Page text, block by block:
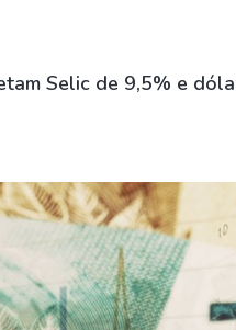
IVVB11
SMAL11
HASH11
GOLD11
XINA11
Selic de 9,5% e